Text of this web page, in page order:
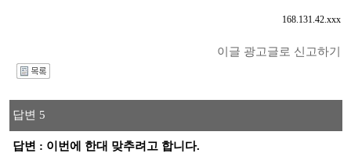
168.131.42.xxx
이글 광고글로 신고하기
답변 5
답변 : 이번에 한대 맞추려고 합니다.